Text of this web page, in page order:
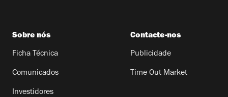
Sobre nós
Ficha Técnica
Comunicados
Investidores
Contacte-nos
Publicidade
Time Out Market